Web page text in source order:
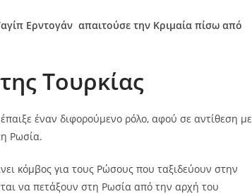
Ερντογάν απαιτούσε την Κριμαία πίσω από
Τουρκίας
έναν διφορούμενο ρόλο, αφού σε αντίθεση με
Ρωσία.
κόμβος για τους Ρώσους που ταξιδεύουν στην
να πετάξουν στη Ρωσία από την αρχή του